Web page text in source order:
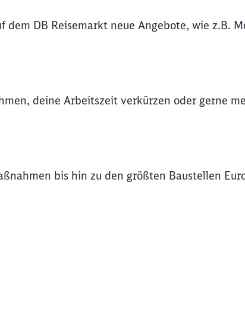
DB Reisemarkt neue Angebote, wie z.B.
deine Arbeitszeit verkürzen oder gerne
bis hin zu den größten Baustellen